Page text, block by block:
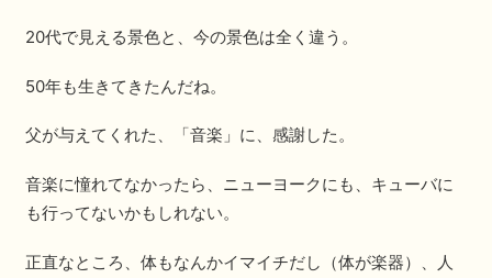
20代で見える景色と、今の景色は全く違う。
50年も生きてきたんだね。
父が与えてくれた、「音楽」に、感謝した。
音楽に憧れてなかったら、ニューヨークにも、キューバに
も行ってないかもしれない。
正直なところ、体もなんかイマイチだし（体が楽器）、人